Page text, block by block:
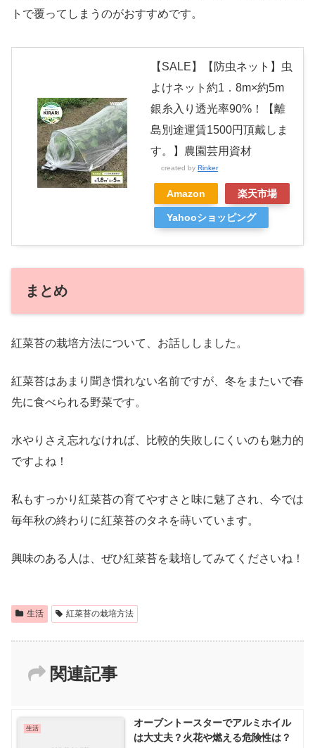
トで覆ってしまうのがおすすめです。
【SALE】【防虫ネット】虫
よけネット約1．8m×約5m
銀糸入り透光率90%！【離
島別途運賃1500円頂戴しま
す。】農園芸用資材
created by Rinker
Amazon 楽天市場
Yahooショッピング
まとめ
紅菜苔の栽培方法について、お話ししました。
紅菜苔はあまり聞き慣れない名前ですが、冬をまたいで春
先に食べられる野菜です。
水やりさえ忘れなければ、比較的失敗しにくいのも魅力的
ですよね！
私もすっかり紅菜苔の育てやすさと味に魅了され、今では
毎年秋の終わりに紅菜苔のタネを蒔いています。
興味のある人は、ぜひ紅菜苔を栽培してみてくださいね！
生活 紅菜苔の栽培方法
関連記事
生活
オーブントースターでアルミホイル
は大丈夫？火花や燃える危険性は？